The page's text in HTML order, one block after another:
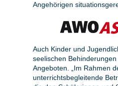
Angehörigen
Auch Kinder und
seelischen
Angeboten. „Im Rahmen
unterrichtsbegleitende